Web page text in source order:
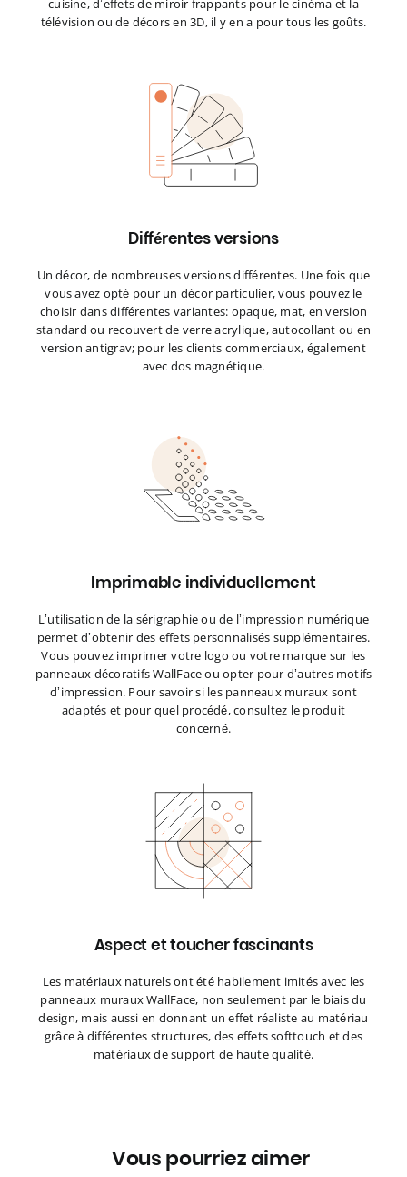
cuisine, d’effets de miroir frappants pour le cinéma et la
télévision ou de décors en 3D, il y en a pour tous les goûts.
Différentes versions
Un décor, de nombreuses versions différentes. Une fois que
vous avez opté pour un décor particulier, vous pouvez le
choisir dans différentes variantes: opaque, mat, en version
standard ou recouvert de verre acrylique, autocollant ou en
version antigrav; pour les clients commerciaux, également
avec dos magnétique.
Imprimable individuellement
L’utilisation de la sérigraphie ou de l’impression numérique
permet d’obtenir des effets personnalisés supplémentaires.
Vous pouvez imprimer votre logo ou votre marque sur les
panneaux décoratifs WallFace ou opter pour d’autres motifs
d’impression. Pour savoir si les panneaux muraux sont
adaptés et pour quel procédé, consultez le produit
concerné.
Aspect et toucher fascinants
Les matériaux naturels ont été habilement imités avec les
panneaux muraux WallFace, non seulement par le biais du
design, mais aussi en donnant un effet réaliste au matériau
grâce à différentes structures, des effets softtouch et des
matériaux de support de haute qualité.
Vous pourriez aimer